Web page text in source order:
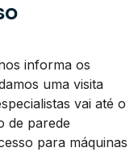
informa os
uma visita
vai até o
de parede
para máquinas